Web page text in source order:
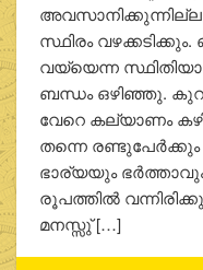
സ്ഥിരം
വയ്യെന്ന
ബന്ധം ഒഴിഞ്ഞു.
വേറെ കല്യാണം
തന്നെ
ഭാര്യയും
രൂപത്തില്‍
മനസ്സു് […]